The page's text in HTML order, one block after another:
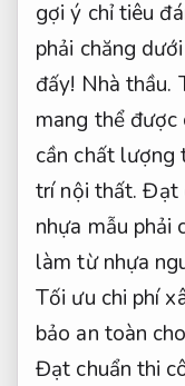
gợi ý chỉ tiêu
phải chăng
đấy! Nhà thầu.
mang thể
cần chất lượng
trí nội thất. Đạt
nhựa mẫu phải
làm từ nhựa
Tối ưu chi phí
bảo an toàn
Đạt chuẩn thi